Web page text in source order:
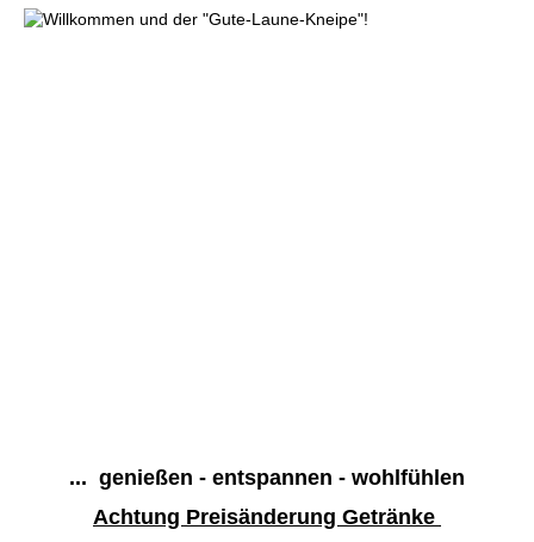
... genießen - entspannen - wohlfühlen
Achtung Preisänderung Getränke